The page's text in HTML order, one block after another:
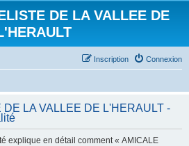
DE LA VALLEE DE
Connexion
Inscription
LA VALLEE DE L'HERAULT -
explique en détail comment « AMICALE